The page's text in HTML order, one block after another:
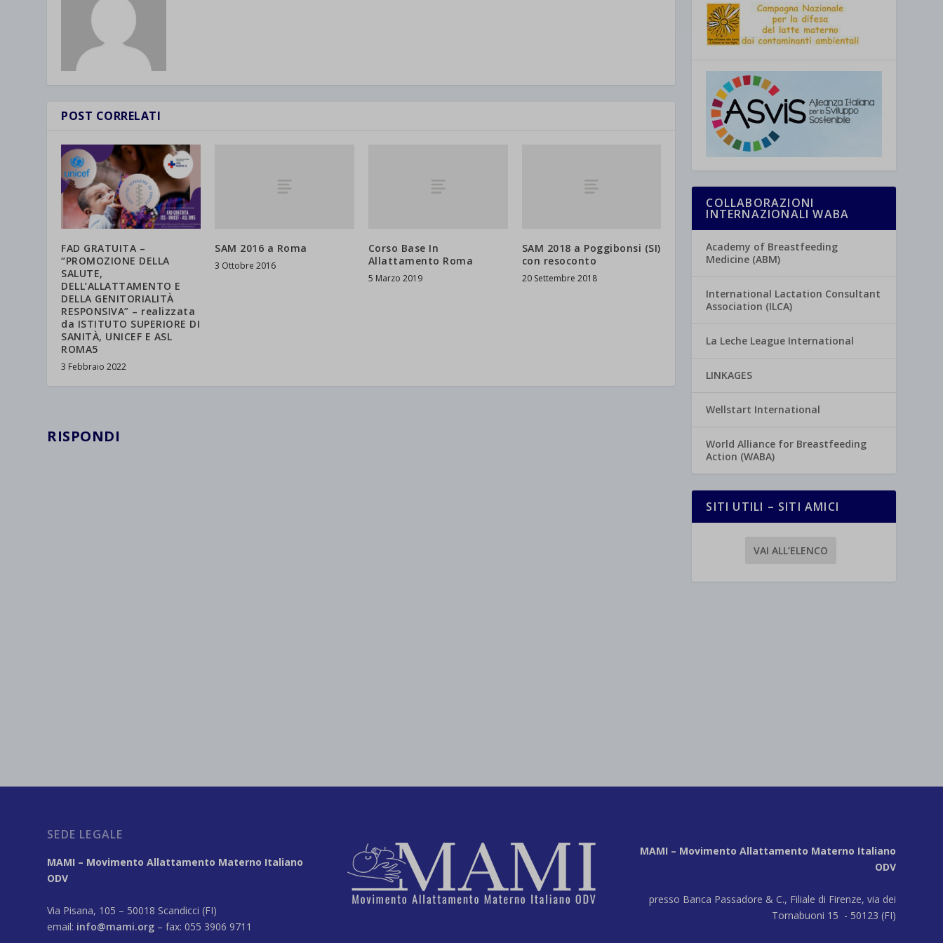
POST CORRELATI
FAD GRATUITA –
“PROMOZIONE DELLA
SALUTE,
DELL’ALLATTAMENTO E
DELLA GENITORIALITÀ
RESPONSIVA” – realizzata
da ISTITUTO SUPERIORE DI
SANITÀ, UNICEF E ASL
ROMA5
3 Febbraio 2022
SAM 2016 a Roma
3 Ottobre 2016
Corso Base In
Allattamento Roma
5 Marzo 2019
SAM 2018 a Poggibonsi (SI)
con resoconto
20 Settembre 2018
RISPONDI
COLLABORAZIONI
INTERNAZIONALI WABA
Academy of Breastfeeding
Medicine (ABM)
International Lactation Consultant
Association (ILCA)
La Leche League International
LINKAGES
Wellstart International
World Alliance for Breastfeeding
Action (WABA)
SITI UTILI – SITI AMICI
VAI ALL’ELENCO
SEDE LEGALE
MAMI – Movimento Allattamento Materno Italiano
ODV
Via Pisana, 105 – 50018 Scandicci (FI)
email: info@mami.org – fax: 055 3906 9711
MAMI – Movimento Allattamento Materno Italiano
ODV
presso Banca Passadore & C., Filiale di Firenze, via dei
Tornabuoni 15 - 50123 (FI)